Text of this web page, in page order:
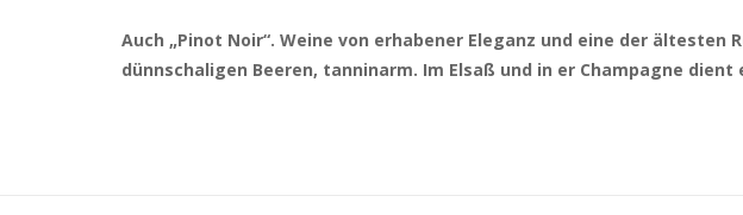
Auch „Pinot Noir“. Weine von erhabener Eleganz und eine der
dünnschaligen Beeren, tanninarm. Im Elsaß und in er Champagne